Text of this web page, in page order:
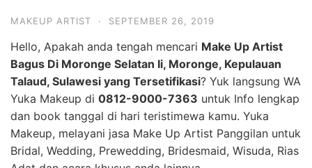
MAKEUP ARTIST · SEPTEMBER 26, 2019
Hello, Apakah anda tengah mencari Make Up Artist
Bagus Di Moronge Selatan Ii, Moronge, Kepulauan
Talaud, Sulawesi yang Tersetifikasi? Yuk langsung WA
Yuka Makeup di 0812-9000-7363 untuk Info lengkap
dan book tanggal di hari teristimewa kamu. Yuka
Makeup, melayani jasa Make Up Artist Panggilan untuk
Bridal, Wedding, Prewedding, Bridesmaid, Wisuda, Rias